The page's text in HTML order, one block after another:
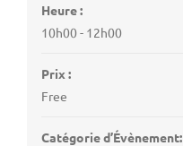
Heure :
10h00 - 12h00
Prix :
Free
Catégorie d’Évènement: